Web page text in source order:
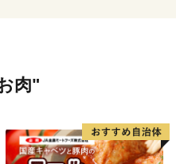
込み内容の変更は出来ま
以下「さとふる」）に返
ります。
肉"